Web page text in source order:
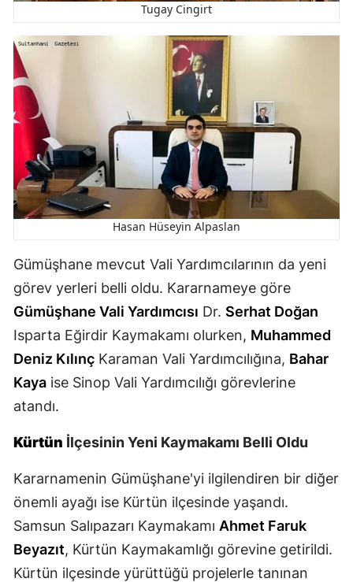
Zonguldak
Aksaray
Bayburt
Karaman
Kırıkkale
Batman
Bartın
Ardahan
Iğdır
Yalova
Kilis
Osmaniye
Düzce
Tugay Cingirt
Hasan Hüseyin Alpaslan
Gümüşhane mevcut Vali Yardımcılarının da yeni
görev yerleri belli oldu. Kararnameye göre
Gümüşhane Vali Yardımcısı Dr. Serhat Doğan
Isparta Eğirdir Kaymakamı olurken, Muhammed
Deniz Kılınç Karaman Vali Yardımcılığına, Bahar
Kaya ise Sinop Vali Yardımcılığı görevlerine
atandı.
Kürtün İlçesinin Yeni Kaymakamı Belli Oldu
Kararnamenin Gümüşhane'yi ilgilendiren bir diğer
önemli ayağı ise Kürtün ilçesinde yaşandı.
Samsun Salıpazarı Kaymakamı Ahmet Faruk
Beyazıt, Kürtün Kaymakamlığı görevine getirildi.
Kürtün ilçesinde yürüttüğü projelerle tanınan